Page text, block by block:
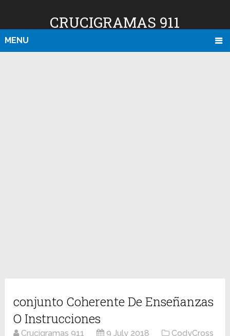
CRUCIGRAMAS 911
MENU
conjunto Coherente De Enseñanzas
O Instrucciones
Crucigramas 911 9 July 2018
CodyCross